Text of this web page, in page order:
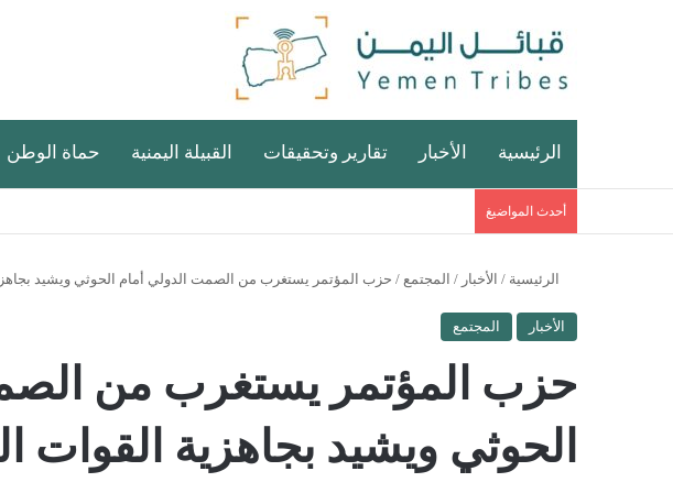
الرئيسية الأخبار تقارير وتحقيقات القبيلة اليمنية حماة الوطن
أحدث المواضيغ
الرئيسية / الأخبار / المجتمع / حزب المؤتمر يستغرب من الصمت الدولي أمام الحوثي ويشيد
الأخبار المجتمع
حزب المؤتمر يستغرب من
الحوثي ويشيد بجاهزية القوات